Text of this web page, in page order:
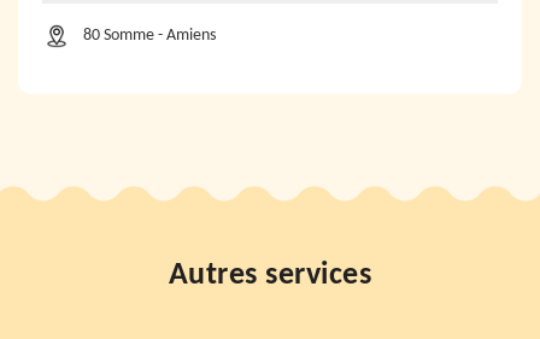
80 Somme - Amiens
Autres services